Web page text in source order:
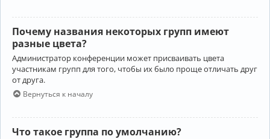
Почему названия некоторых групп имеют
разные цвета?
Администратор конференции может присваивать цвета
участникам групп для того, чтобы их было проще отличать друг
от друга.
Вернуться к началу
Что такое группа по умолчанию?